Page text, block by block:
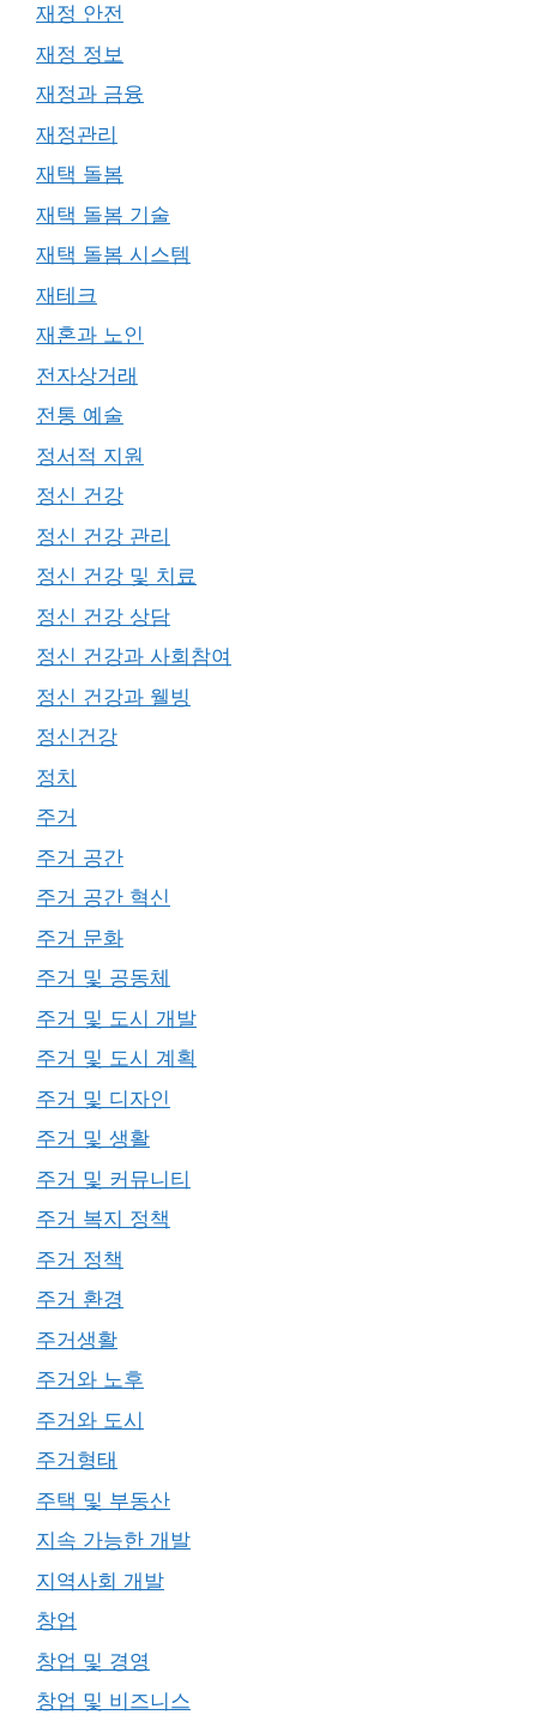
재정 안전
재정 정보
재정과 금융
재정관리
재택 돌봄
재택 돌봄 기술
재택 돌봄 시스템
재테크
재혼과 노인
전자상거래
전통 예술
정서적 지원
정신 건강
정신 건강 관리
정신 건강 및 치료
정신 건강 상담
정신 건강과 사회참여
정신 건강과 웰빙
정신건강
정치
주거
주거 공간
주거 공간 혁신
주거 문화
주거 및 공동체
주거 및 도시 개발
주거 및 도시 계획
주거 및 디자인
주거 및 생활
주거 및 커뮤니티
주거 복지 정책
주거 정책
주거 환경
주거생활
주거와 노후
주거와 도시
주거형태
주택 및 부동산
지속 가능한 개발
지역사회 개발
창업
창업 및 경영
창업 및 비즈니스